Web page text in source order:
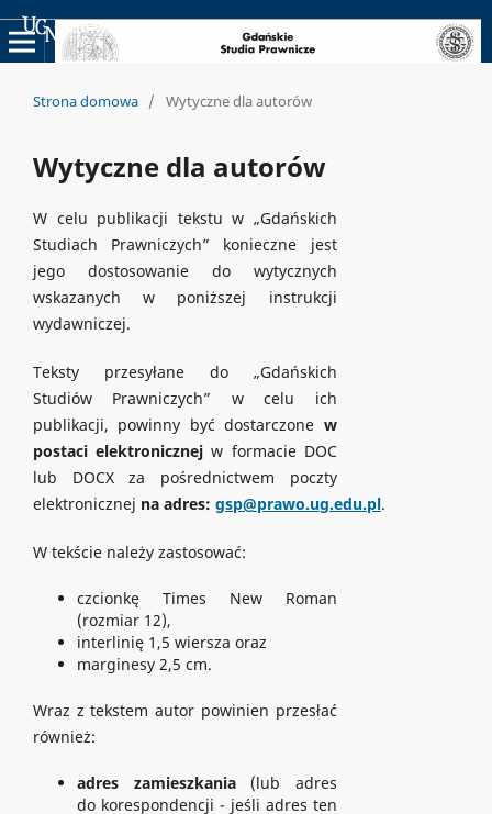
Uniwersyteckie Czasopisma Naukowe
Strona domowa / Wytyczne dla autorów
Wytyczne dla autorów
W celu publikacji tekstu w „Gdańskich
Studiach Prawniczych” konieczne jest
jego dostosowanie do wytycznych
wskazanych w poniższej instrukcji
wydawniczej.
Teksty przesyłane do „Gdańskich
Studiów Prawniczych” w celu ich
publikacji, powinny być dostarczone w
postaci elektronicznejw formacie DOC
lub DOCX za pośrednictwem poczty
elektronicznej na adres: gsp@prawo.ug.edu.pl.
W tekście należy zastosować:
czcionkę Times New Roman
(rozmiar 12),
interlinię 1,5 wiersza oraz
marginesy 2,5 cm.
Wraz z tekstem autor powinien przesłać
również:
adres zamieszkania (lub adres
do korespondencji - jeśli adres ten